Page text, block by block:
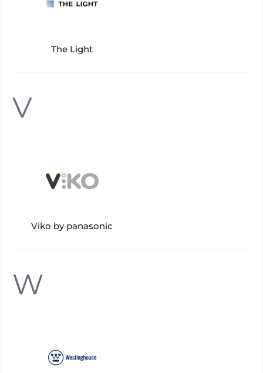
The Light
V
Viko by panasonic
W